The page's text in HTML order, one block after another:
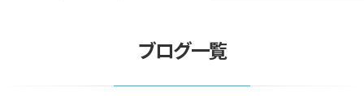
ブログ一覧